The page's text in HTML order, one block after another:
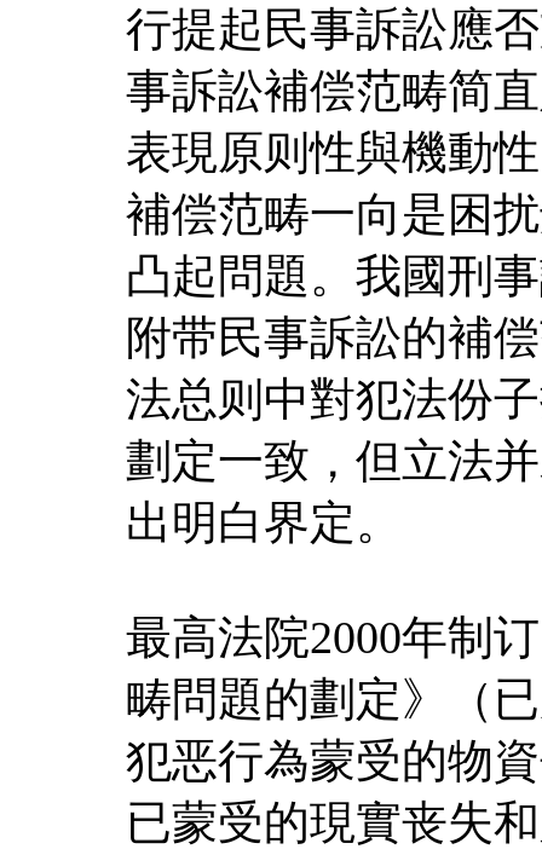
行提起民事訴訟應
事訴訟補偿范畴简
表現原则性與機動
補偿范畴一向是困
凸起問題。我國刑
附带民事訴訟的補
法总则中對犯法份
劃定一致，但立法
出明白界定。
最高法院2000年制
畴問題的劃定》（
犯恶行為蒙受的物
已蒙受的現實丧失